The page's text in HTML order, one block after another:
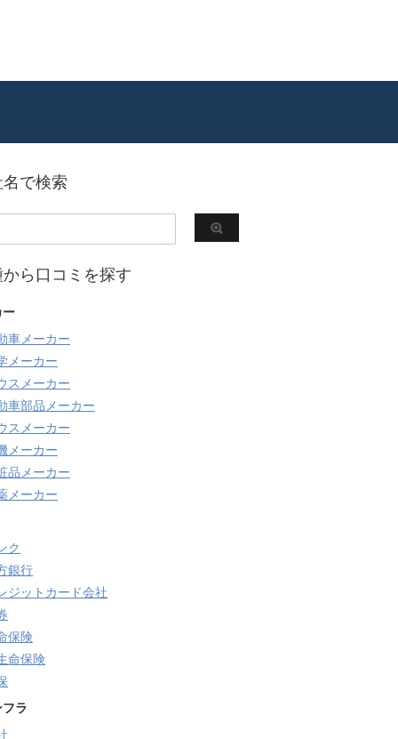
で検索
ら口コミを探す
ー
車メーカー
メーカー
スメーカー
車部品メーカー
スメーカー
メーカー
品メーカー
メーカー
ク
銀行
ジットカード会社
保険
命保険
ラ